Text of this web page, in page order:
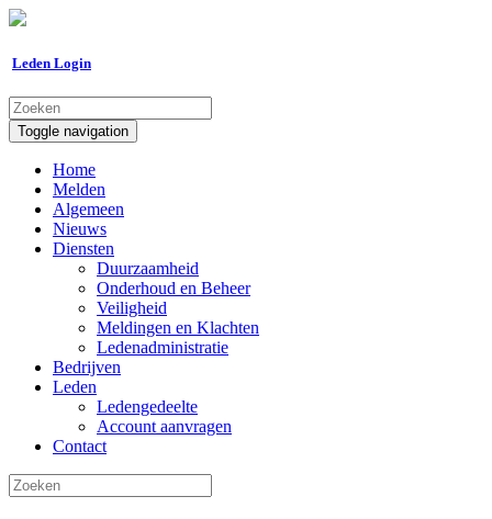
Leden Login
Toggle navigation
Home
Melden
Algemeen
Nieuws
Diensten
Duurzaamheid
Onderhoud en Beheer
Veiligheid
Meldingen en Klachten
Ledenadministratie
Bedrijven
Leden
Ledengedeelte
Account aanvragen
Contact